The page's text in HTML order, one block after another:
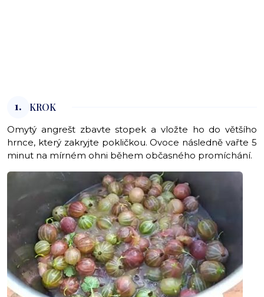
1. KROK
Omytý angrešt zbavte stopek a vložte ho do většího
hrnce, který zakryjte pokličkou. Ovoce následně vařte 5
minut na mírném ohni během občasného promíchání.